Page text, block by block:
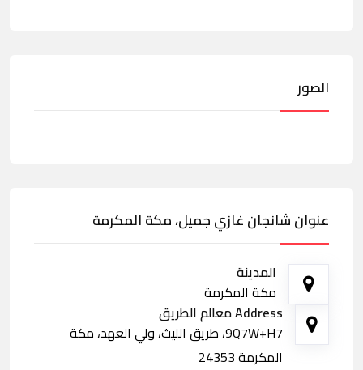
الصور
عنوان شانجان غازي جميل، مكة المكرمة
المدينة
مكة المكرمة
Address معالم الطريق
9Q7W+H7، طريق الليث، ولي العهد، مكة
المكرمة 24353